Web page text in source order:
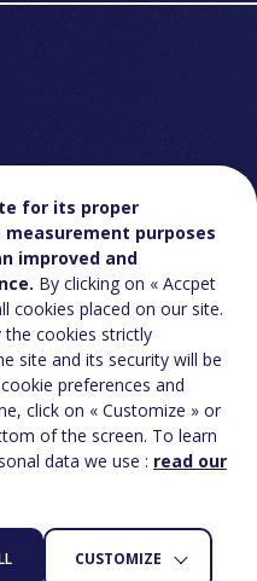
FAQ
Mentions légales
for its proper
purposes
improved and
By clicking on « Accpet
cookies placed on our site.
the cookies strictly
site and its security will be
preferences and
click on « Customize » or
of the screen. To learn
data we use : read our
CUSTOMIZE